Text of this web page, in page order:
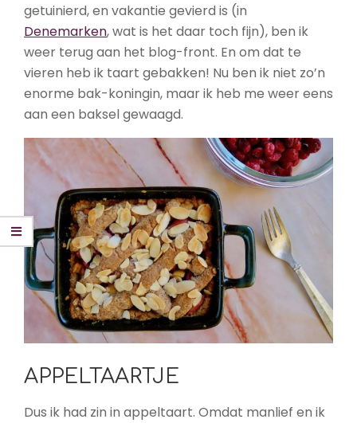
getuinierd, en vakantie gevierd is (in
Denemarken, wat is het daar toch fijn), ben ik
weer terug aan het blog-front. En om dat te
vieren heb ik taart gebakken! Nu ben ik niet zo’n
enorme bak-koningin, maar ik heb me weer eens
aan een baksel gewaagd.
APPELTAARTJE
Dus ik had zin in appeltaart. Omdat manlief en ik